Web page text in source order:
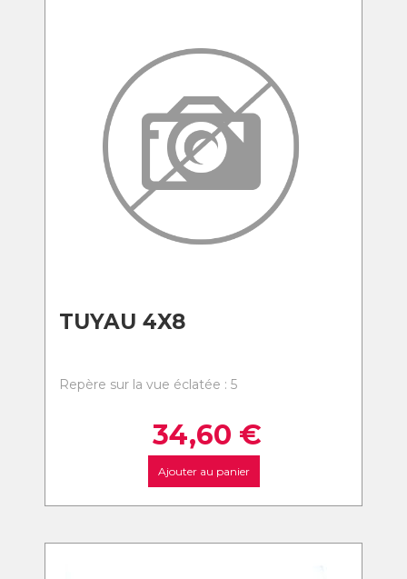
TUYAU 4X8
Repère sur la vue éclatée : 5
34,60 €
Ajouter au panier